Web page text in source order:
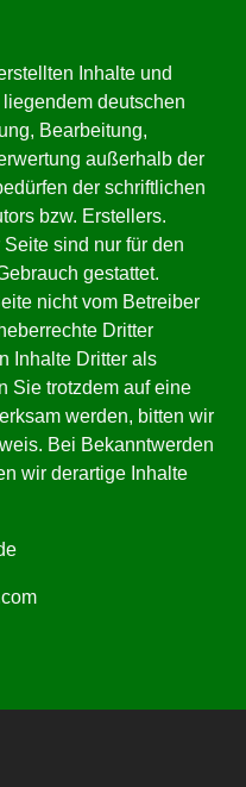
Inhalte und
deutschen
Bearbeitung,
außerhalb der
der schriftlichen
bzw. Erstellers.
sind nur für den
gestattet.
nicht vom Betreiber
Dritter
Inhalte Dritter als
Sie trotzdem auf eine
werden, bitten wir
Bei Bekanntwerden
wir derartige Inhalte